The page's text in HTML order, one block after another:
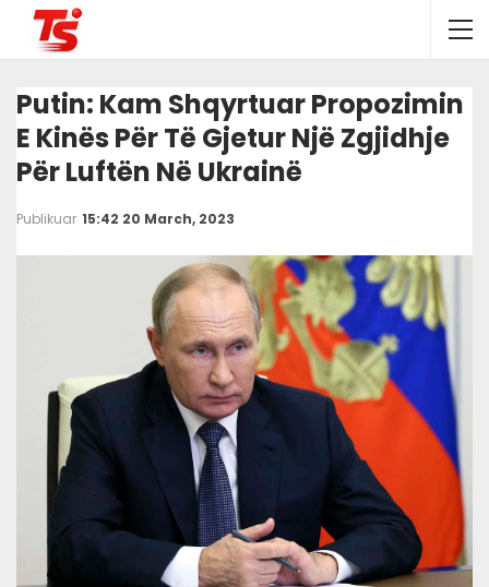
Putin: Kam Shqyrtuar Propozimin
E Kinës Për Të Gjetur Një Zgjidhje
Për Luftën Në Ukrainë
Publikuar 15:42 20 March, 2023